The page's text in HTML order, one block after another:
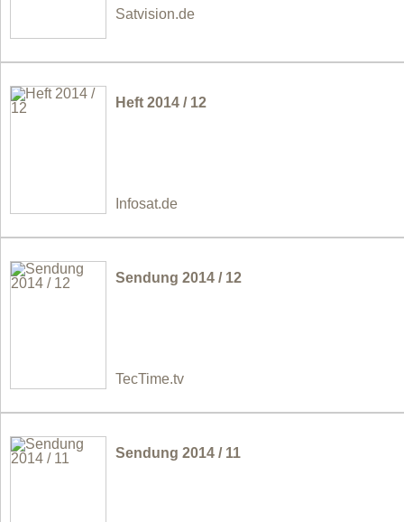
Satvision.de
Heft 2014 / 12
Infosat.de
Sendung 2014 / 12
TecTime.tv
Sendung 2014 / 11